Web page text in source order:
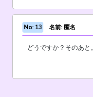
No: 13 名前: 匿名
どうですか？そのあと。